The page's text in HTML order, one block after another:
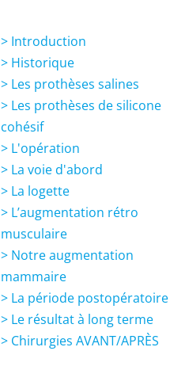
> Introduction
> Historique
> Les prothèses salines
> Les prothèses de silicone
cohésif
> L'opération
> La voie d'abord
> La logette
> L’augmentation rétro
musculaire
> Notre augmentation
mammaire
> La période postopératoire
> Le résultat à long terme
> Chirurgies AVANT/APRÈS